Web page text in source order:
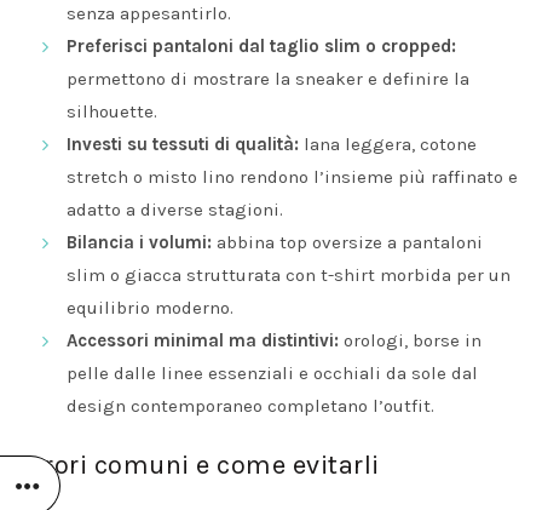
senza appesantirlo.
Preferisci pantaloni dal taglio slim o cropped:
permettono di mostrare la sneaker e definire la
silhouette.
Investi su tessuti di qualità: lana leggera, cotone
stretch o misto lino rendono l’insieme più raffinato e
adatto a diverse stagioni.
Bilancia i volumi: abbina top oversize a pantaloni
slim o giacca strutturata con t-shirt morbida per un
equilibrio moderno.
Accessori minimal ma distintivi: orologi, borse in
pelle dalle linee essenziali e occhiali da sole dal
design contemporaneo completano l’outfit.
Errori comuni e come evitarli